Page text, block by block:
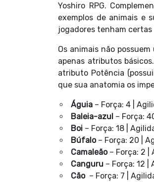
Yoshiro RPG.
exemplos de animais e
jogadores tenham
Os animais não
apenas atributos
atributo Potência
que sua anatomia os
Águia – Força: 4 |
Baleia-azul – Força:
Boi – Força: 18 |
Búfalo– Força: 20 |
Camaleão– Força: 2 |
Canguru – Força: 12 |
Cão – Força: 7 |